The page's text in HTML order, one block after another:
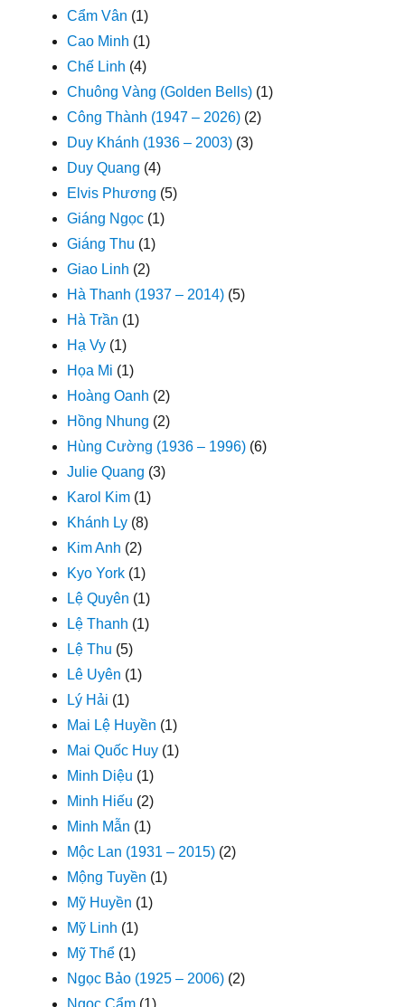
Cẩm Vân (1)
Cao Minh (1)
Chế Linh (4)
Chuông Vàng (Golden Bells) (1)
Công Thành (1947 – 2026) (2)
Duy Khánh (1936 – 2003) (3)
Duy Quang (4)
Elvis Phương (5)
Giáng Ngọc (1)
Giáng Thu (1)
Giao Linh (2)
Hà Thanh (1937 – 2014) (5)
Hà Trần (1)
Hạ Vy (1)
Họa Mi (1)
Hoàng Oanh (2)
Hồng Nhung (2)
Hùng Cường (1936 – 1996) (6)
Julie Quang (3)
Karol Kim (1)
Khánh Ly (8)
Kim Anh (2)
Kyo York (1)
Lệ Quyên (1)
Lệ Thanh (1)
Lệ Thu (5)
Lê Uyên (1)
Lý Hải (1)
Mai Lệ Huyền (1)
Mai Quốc Huy (1)
Minh Diệu (1)
Minh Hiếu (2)
Minh Mẫn (1)
Mộc Lan (1931 – 2015) (2)
Mộng Tuyền (1)
Mỹ Huyền (1)
Mỹ Linh (1)
Mỹ Thể (1)
Ngọc Bảo (1925 – 2006) (2)
Ngọc Cẩm (1)